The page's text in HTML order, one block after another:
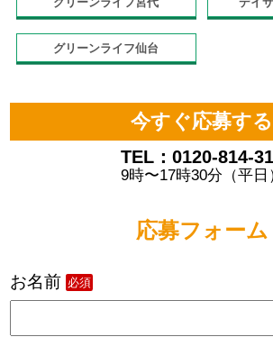
グリーンライフ仙台
今すぐ応募する
TEL：0120-814-
9時〜17時30分（平日
応募フォーム
お名前 必須